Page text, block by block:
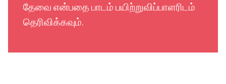
தேவை என்பதை பாடம் பயிற்றுவிப்பாளரிடம்
தெரிவிக்கவும்.